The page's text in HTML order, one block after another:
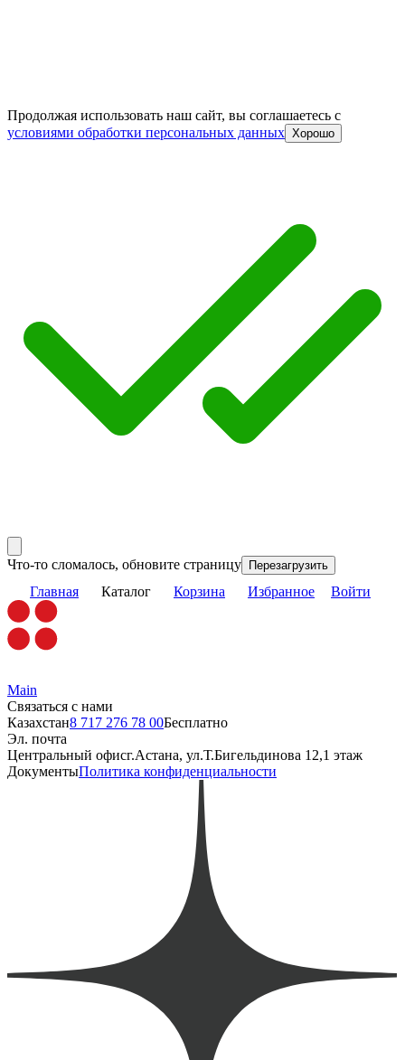
Продолжая использовать наш сайт, вы соглашаетесь c
условиями обработки персональных данных Хорошо
Что-то сломалось, обновите страницу Перезагрузить
Главная Каталог Корзина Избранное Войти
Main
Связаться с нами
Казахстан8 717 276 78 00Бесплатно
Эл. почта
Центральный офисг.Астана, ул.Т.Бигельдинова 12,1 этаж
ДокументыПолитика конфиденциальности